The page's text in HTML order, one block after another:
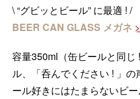
\ “グビッとビール” に最適 ! /
BEER CAN GLASS メガネ
容量350ml（缶ビールと同
ル、「呑んでください ! 」
ール好きにはたまらないビ